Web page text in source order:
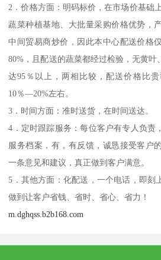
2．价格方面：明码标价，在市场价基础
蔬菜种植基地、大批量采购价格优势，
中间贸易商炒价，因此本中心配送价格
80%，且配送的蔬菜都经过检验，无黄
达95％以上，两相比较，配送价格比
10％—20%左右。
3．时间方面：准时送货，在时间送达。
4．定时跟踪服务：每位客户有专人负责
服务档案，有，有反馈，诚恳接受客户
一条意见和建议，真正做到客户满意。
5．其他方面：化配送，一个电话，即刻
做到让客户省钱、省时、省心、省力！
m.dghqss.b2b168.com